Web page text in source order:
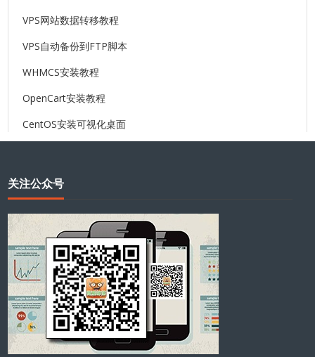
VPS网站数据转移教程
VPS自动备份到FTP脚本
WHMCS安装教程
OpenCart安装教程
CentOS安装可视化桌面
关注公众号